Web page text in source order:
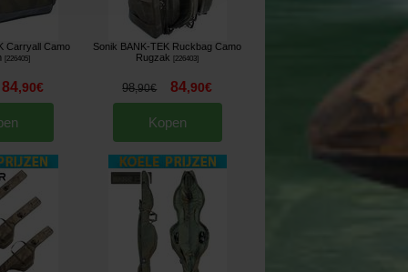
Carryall Camo
[226405]
84,90€
Sonik BANK-TEK Ruckbag Camo
Rugzak
[226403]
98,90€ 84,90€
Kopen